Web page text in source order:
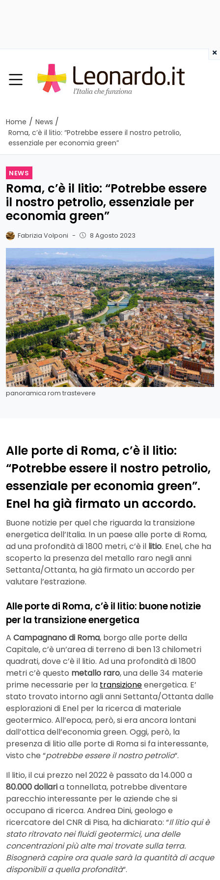
Home / News /
Roma, c’è il litio: “Potrebbe essere il nostro petrolio,
essenziale per economia green”
NEWS
Roma, c’è il litio: “Potrebbe essere
il nostro petrolio, essenziale per
economia green”
Fabrizia Volponi - 8 Agosto 2023
panoramica rom trastevere
Alle porte di Roma, c’è il litio:
“Potrebbe essere il nostro petrolio,
essenziale per economia green”.
Enel ha già firmato un accordo.
Buone notizie per quel che riguarda la transizione
energetica dell’Italia. In un paese alle porte di Roma,
ad una profondità di 1800 metri, c’è il litio. Enel, che ha
scoperto la presenza del metallo raro negli anni
Settanta/Ottanta, ha già firmato un accordo per
valutare l’estrazione.
Alle porte di Roma, c’è il litio: buone notizie
per la transizione energetica
A Campagnano di Roma, borgo alle porte della
Capitale, c’è un’area di terreno di ben 13 chilometri
quadrati, dove c’è il litio. Ad una profondità di 1800
metri c’è questo metallo raro, una delle 34 materie
prime necessarie per la transizioneenergetica. E’
stato trovato intorno agli anni Settanta/Ottanta dalle
esplorazioni di Enel per la ricerca di materiale
geotermico. All’epoca, però, si era ancora lontani
dall’ottica dell’economia green. Oggi, però, la
presenza di litio alle porte di Roma si fa interessante,
visto che “potrebbe essere il nostro petrolio“.
Il litio, il cui prezzo nel 2022 è passato da 14.000 a
80.000 dollaria tonnellata, potrebbe diventare
parecchio interessante per le aziende che si
occupano di ricerca. Andrea Dini, geologo e
ricercatore del CNR di Pisa, ha dichiarato: “Il litio qui è
stato ritrovato nei fluidi geotermici, una delle
concentrazioni più alte mai trovate sulla terra.
Bisognerà capire ora quale sarà la quantità di acque
disponibili a quella profondità“.
×